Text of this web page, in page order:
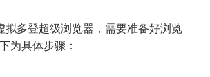
多登超级浏览器，需要准备好浏览
为具体步骤：